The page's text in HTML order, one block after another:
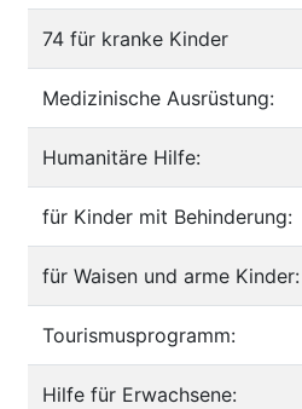
74 für kranke Kinder
Medizinische Ausrüstung:
Humanitäre Hilfe:
für Kinder mit Behinderung:
für Waisen und arme Kinder:
Tourismusprogramm:
Hilfe für Erwachsene: